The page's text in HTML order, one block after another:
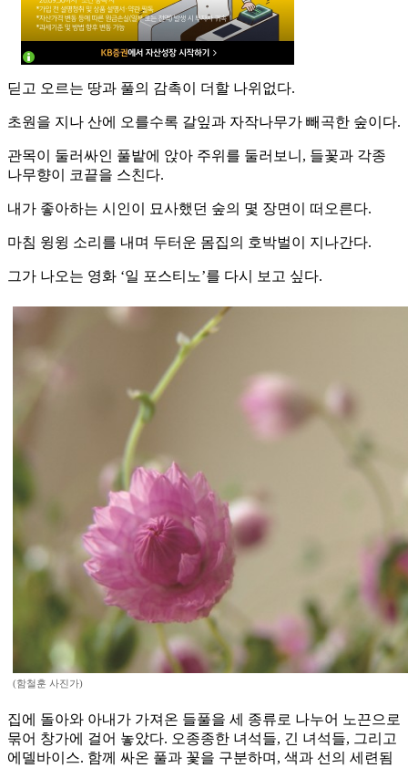
딛고 오르는 땅과 풀의 감촉이 더할 나위없다.
초원을 지나 산에 오를수록 갈잎과 자작나무가 빼곡한 숲이다.
관목이 둘러싸인 풀밭에 앉아 주위를 둘러보니, 들꽃과 각종
나무향이 코끝을 스친다.
내가 좋아하는 시인이 묘사했던 숲의 몇 장면이 떠오른다.
마침 윙윙 소리를 내며 두터운 몸집의 호박벌이 지나간다.
그가 나오는 영화 ‘일 포스티노’를 다시 보고 싶다.
(함철훈 사진가)
집에 돌아와 아내가 가져온 들풀을 세 종류로 나누어 노끈으로
묶어 창가에 걸어 놓았다. 오종종한 녀석들, 긴 녀석들, 그리고
에델바이스. 함께 싸온 풀과 꽃을 구분하며, 색과 선의 세련됨